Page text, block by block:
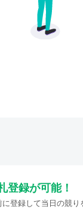
登録が可能！
登録して当日の競り